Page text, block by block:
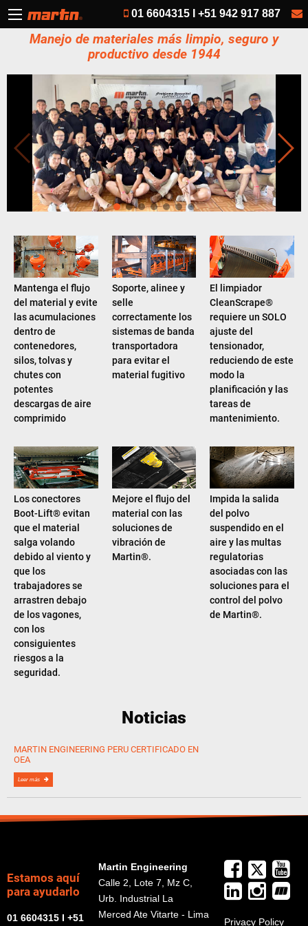
01 6604315 I +51 942 917 887
Manejo de materiales más limpio, seguro y
productivo desde 1944
Mantenga el flujo
del material y evite
las acumulaciones
dentro de
contenedores,
silos, tolvas y
chutes con
potentes
descargas de aire
comprimido
Soporte, alinee y
selle
correctamente los
sistemas de banda
transportadora
para evitar el
material fugitivo
El limpiador
CleanScrape®
requiere un SOLO
ajuste del
tensionador,
reduciendo de este
modo la
planificación y las
tareas de
mantenimiento.
Los conectores
Boot-Lift® evitan
que el material
salga volando
debido al viento y
que los
trabajadores se
arrastren debajo
de los vagones,
con los
consiguientes
riesgos a la
seguridad.
Mejore el flujo del
material con las
soluciones de
vibración de
Martin®.
Impida la salida
del polvo
suspendido en el
aire y las multas
regulatorias
asociadas con las
soluciones para el
control del polvo
de Martin®.
Noticias
MARTIN ENGINEERING PERU CERTIFICADO EN
OEA
Leer más
Estamos aquí
para ayudarlo
01 6604315 I +51
Martin Engineering
Calle 2, Lote 7, Mz C,
Urb. Industrial La
Merced Ate Vitarte - Lima
Privacy Policy